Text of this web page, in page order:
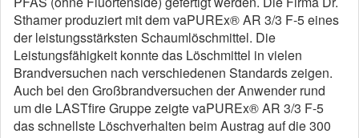
Sthamer produziert mit dem vaPUREx® AR 3/3 F-5 eines
der leistungsstärksten Schaumlöschmittel. Die
Leistungsfähigkeit konnte das Löschmittel in vielen
Brandversuchen nach verschiedenen Standards zeigen.
Auch bei den Großbrandversuchen der Anwender rund
um die LASTfire Gruppe zeigte vaPUREx® AR 3/3 F-5
das schnellste Löschverhalten beim Austrag auf die 300